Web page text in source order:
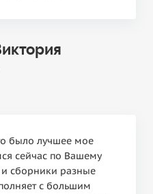
было лучшее мое
сейчас по Вашему
сборники разные
с большим